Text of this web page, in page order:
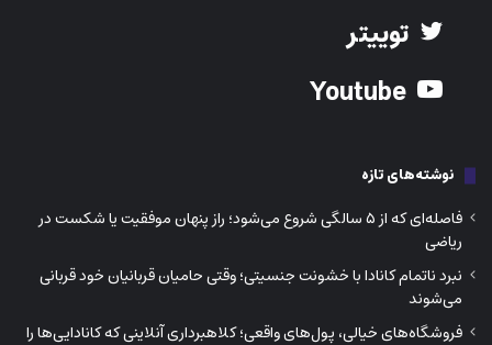
نبرد ناتمام کانادا با خشونت جنسیتی؛ وقتی حامیان قربانیان خود قربانی
می‌شوند
فروشگاه‌های خیالی، پول‌های واقعی؛ کلاهبرداری آنلاینی که کانادایی‌ها را
شکار می‌کند
مکمل آهن شاید خشم و رفتارهای پرخاشگرانه را کاهش دهد؟ کشف تازه
درباره ارتباط تغذیه و مغز
211- 9050 Yonge Street, Richmond hill ON L4C 9S6
Email: info@iranjavan.net